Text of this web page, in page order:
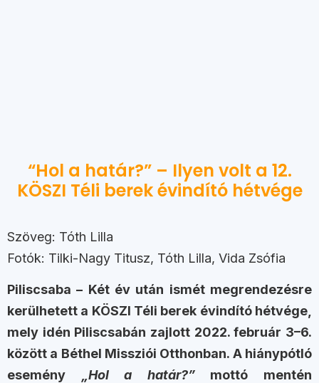
“Hol a határ?” – Ilyen volt a 12.
KÖSZI Téli berek évindító hétvége
Szöveg: Tóth Lilla
Fotók: Tilki-Nagy Titusz, Tóth Lilla, Vida Zsófia
Piliscsaba – Két év után ismét megrendezésre
kerülhetett a KÖSZI Téli berek évindító hétvége,
mely idén Piliscsabán zajlott 2022. február 3–6.
között a Béthel Missziói Otthonban. A hiánypótló
esemény
„Hol a határ?”mottó mentén